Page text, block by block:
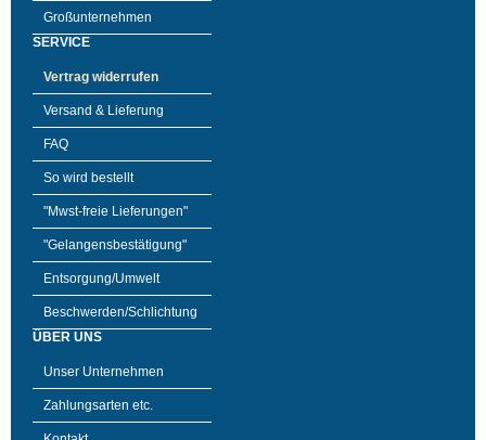
Großunternehmen
SERVICE
Vertrag widerrufen
Versand & Lieferung
FAQ
So wird bestellt
"Mwst-freie Lieferungen"
"Gelangensbestätigung"
Entsorgung/Umwelt
Beschwerden/Schlichtung
ÜBER UNS
Unser Unternehmen
Zahlungsarten etc.